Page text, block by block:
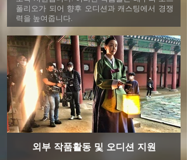
외부 작품활동 및 오디션 지원
폴리오가 되어 향후 오디션과 캐스팅에서 경쟁
력을 높여줍니다.